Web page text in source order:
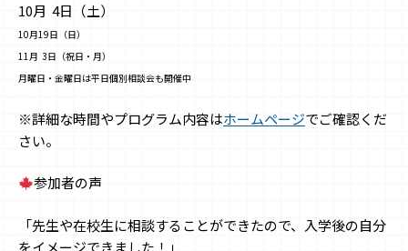
10月 4日（土）
10月19日（日）
11月 3日（祝日・月）
月曜日・金曜日は平日個別相談会も開催中
※詳細な時間やプログラム内容はホームページでご確認くだ
さい。
参加者の声
「先生や在校生に相談することができたので、入学後の自分
をイメージできました！」